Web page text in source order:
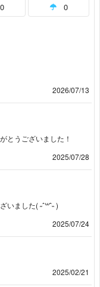
0 0
2026/07/13
とうございました！
2025/07/28
ました( ˶ˆ꒳ˆ˵ )
2025/07/24
2025/02/21